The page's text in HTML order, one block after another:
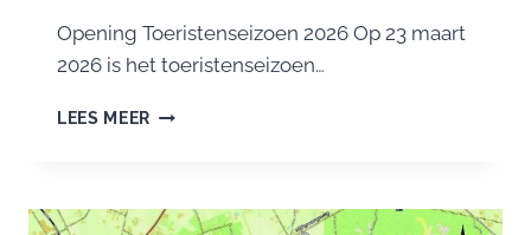
Opening Toeristenseizoen 2026 Op 23 maart
2026 is het toeristenseizoen…
LEES MEER OPENING